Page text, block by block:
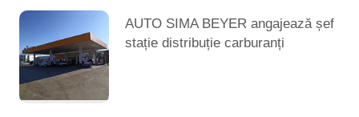
AUTO SIMA BEYER angajează șef
stație distribuție carburanți